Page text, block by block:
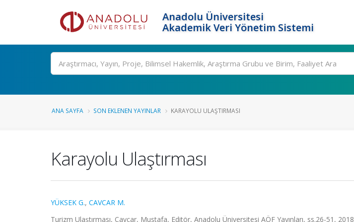
Anadolu Üniversitesi
Akademik Veri Yönetim Sistemi
Ara
ANA SAYFA SON EKLENEN YAYINLAR KARAYOLU ULAŞTIRMASI
Karayolu Ulaştırması
YÜKSEK G., CAVCAR M.
Turizm Ulaştırması, Cavcar, Mustafa, Editör, Anadolu Üniversitesi AÖF Yayınları, ss.26-51, 2018